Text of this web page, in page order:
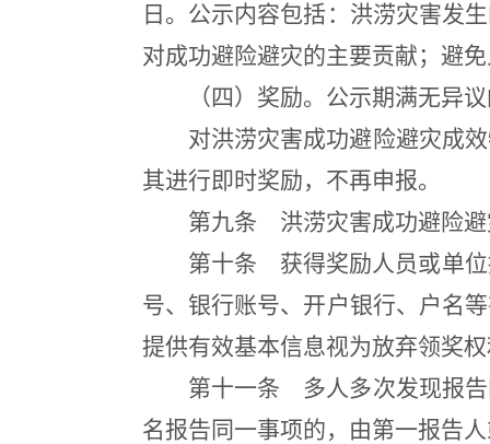
日。公示内容包括：洪涝灾害发
对成功避险避灾的主要贡献；避
（四）奖励。公示期满无异
对洪涝灾害成功避险避灾成
其进行即时奖励，不再申报。
第九条 洪涝灾害成功避险避
第十条 获得奖励人员或单位
号、银行账号、开户银行、户名
提供有效基本信息视为放弃领奖
第十一条 多人多次发现报告
名报告同一事项的，由第一报告